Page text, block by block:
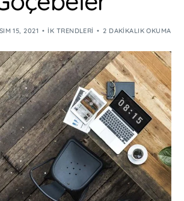
15, 2021 İK TRENDLERI 2 DAKIKALIK OKUMA